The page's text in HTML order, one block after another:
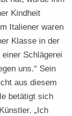
Kindheit
Italiener waren
Klasse in der
Schlägerei
uns.“ Sein
aus diesem
betätigt sich
„Ich